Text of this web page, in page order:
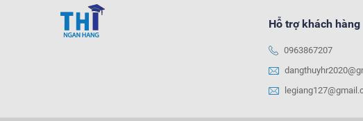
Hỗ trợ khách hàng
0963867207